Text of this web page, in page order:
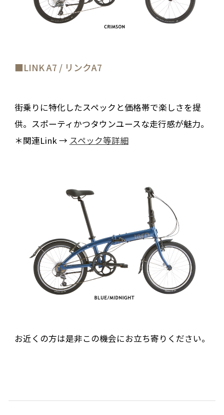
■LINK A7 / リンクA7
街乗りに特化したスペックと価格帯で楽しさを提
供。スポーティかつタウンユースな走行感が魅力。
＊関連Link → スペック等詳細
お近くの方は是非この機会にお立ち寄りください。